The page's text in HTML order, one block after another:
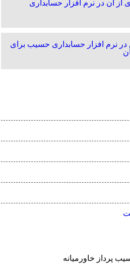
از آن در نرم افزار حسابداری
نرم افزار حسابداری حسیب برای
پرداز خاورمیانه